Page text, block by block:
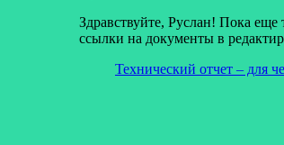
Здравствуйте, Руслан! Пока
ссылки на документы в
Технический отчет – для